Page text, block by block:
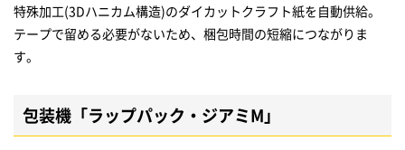
特殊加工(3Dハニカム構造)のダイカットクラフト紙を自動供給。
テープで留める必要がないため、梱包時間の短縮につながりま
す。
包装機「ラップパック・ジアミM」